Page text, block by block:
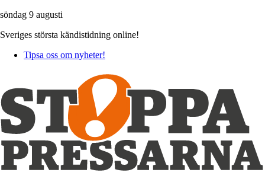
söndag 9 augusti
Sveriges största kändistidning online!
Tipsa oss om nyheter!